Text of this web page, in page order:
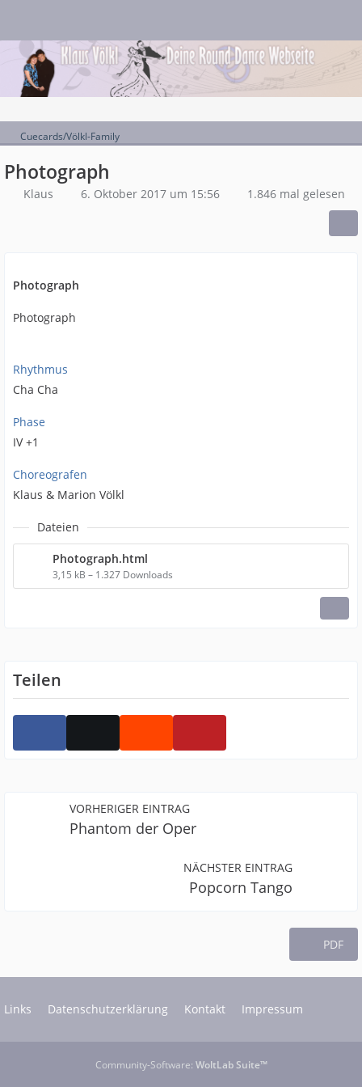
Cuecards/Völkl-Family
Photograph
Klaus 6. Oktober 2017 um 15:56 1.846 mal gelesen
Photograph
Photograph
Rhythmus
Cha Cha
Phase
IV +1
Choreografen
Klaus & Marion Völkl
Dateien
Photograph.html
3,15 kB – 1.327 Downloads
Teilen
VORHERIGER EINTRAG
Phantom der Oper
NÄCHSTER EINTRAG
Popcorn Tango
PDF
Links Datenschutzerklärung Kontakt Impressum
Community-Software: WoltLab Suite™